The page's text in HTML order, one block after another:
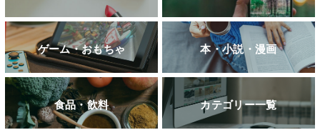
ゲーム・おもちゃ 本・小説・漫画
食品・飲料 カテゴリー一覧